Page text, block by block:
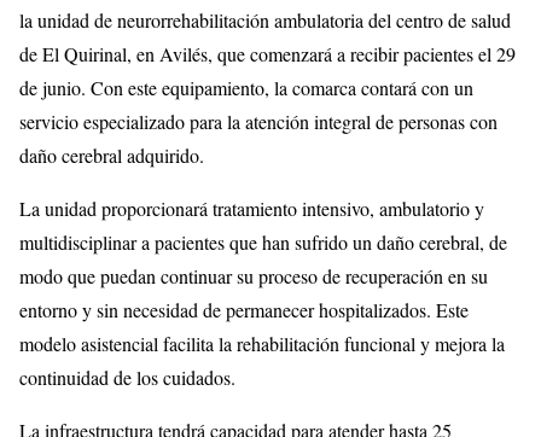
la unidad de neurorrehabilitación ambulatoria del centro de salud
de El Quirinal, en Avilés, que comenzará a recibir pacientes el 29
de junio. Con este equipamiento, la comarca contará con un
servicio especializado para la atención integral de personas con
daño cerebral adquirido.
La unidad proporcionará tratamiento intensivo, ambulatorio y
multidisciplinar a pacientes que han sufrido un daño cerebral, de
modo que puedan continuar su proceso de recuperación en su
entorno y sin necesidad de permanecer hospitalizados. Este
modelo asistencial facilita la rehabilitación funcional y mejora la
continuidad de los cuidados.
La infraestructura tendrá capacidad para atender hasta 25